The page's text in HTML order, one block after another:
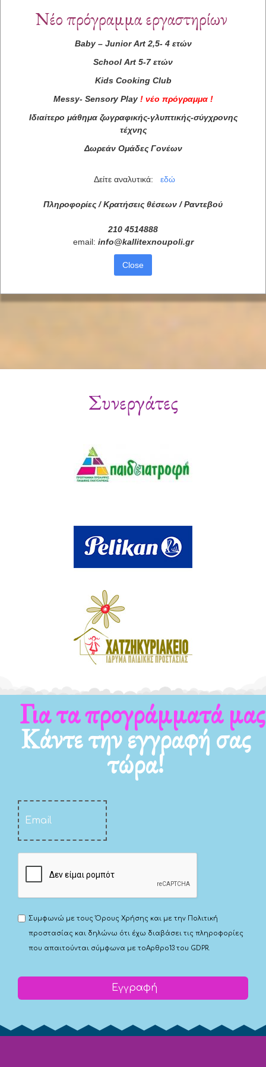
Συνεργάτες
Για τα προγράμματά μας
Κάντε την εγγραφή σας
τώρα!
Συμφωνώ με τουςΌρους Χρήσης και με την Πολιτική
προστασίας και δηλώνω ότι έχω διαβάσει τις πληροφορίες
που απαιτούνται σύμφωνα με τοΑρθρο13 του GDPR.
Εγγραφή
Νέο πρόγραμμα εργαστηρίων
Baby– Junior Art2,5- 4 ετών
School Art 5-7 ετών
Kids Cooking Club
Messy- Sensory Play ! νέο πρόγραμμα !
Ιδιαίτερο μάθημα ζωγραφικής-γλυπτικής-σύγχρονης
τέχνης
Δωρεάν Ομάδες Γονέων
Δείτε αναλυτικά: εδώ
Πληροφορίες / Κρατήσεις θέσεων / Ραντεβού
210 4514888
email: info@kallitexnoupoli.gr
Close